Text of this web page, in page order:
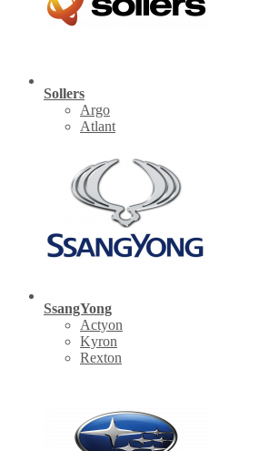
Sollers
Argo
Atlant
SsangYong
Actyon
Kyron
Rexton